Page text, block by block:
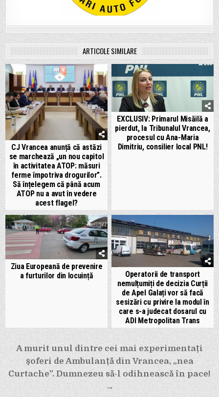
ARTICOLE SIMILARE
CJ Vrancea anunță că astăzi
se marchează „un nou capitol
în activitatea ATOP: măsuri
ferme împotriva drogurilor”.
Să înțelegem că până acum
ATOP nu a avut în vedere
acest flagel?
EXCLUSIV: Primarul Misăilă a
pierdut, la Tribunalul Vrancea,
procesul cu Ana-Maria
Dimitriu, consilier local PNL!
Ziua Europeană de prevenire
a furturilor din locuință
Operatorii de transport
nemulțumiți de decizia Curții
de Apel Galați vor să facă
sesizări cu privire la modul în
care s-a judecat dosarul cu
ADI Metropolitan Trans
Navigare
în
articole
A murit unul dintre cei mai experimentați
șoferi de Ambulanță din Vrancea, „nea
Curtache”. Dumnezeu să-l odihnească în pace!
→